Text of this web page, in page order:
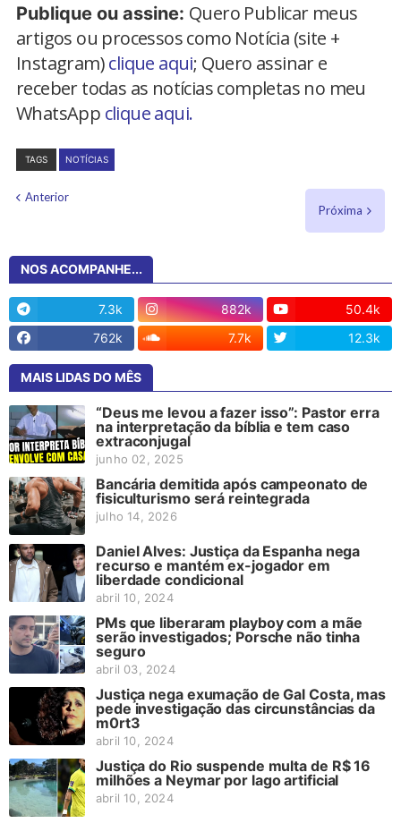
Publique ou assine: Quero Publicar meus
artigos ou processos como Notícia (site +
Instagram)clique aqui; Quero assinar e
receber todas as notícias completas no meu
WhatsApp clique aqui.
TAGS NOTÍCIAS
Anterior
Próxima
NOS ACOMPANHE...
7.3k 882k
50.4k
762k
7.7k 12.3k
MAIS LIDAS DO MÊS
“Deus me levou a fazer isso”: Pastor erra
na interpretação da bíblia e tem caso
extraconjugal
junho 02, 2025
Bancária demitida após campeonato de
fisiculturismo será reintegrada
julho 14, 2026
Daniel Alves: Justiça da Espanha nega
recurso e mantém ex-jogador em
liberdade condicional
abril 10, 2024
PMs que liberaram playboy com a mãe
serão investigados; Porsche não tinha
seguro
abril 03, 2024
Justiça nega exumação de Gal Costa, mas
pede investigação das circunstâncias da
m0rt3
abril 10, 2024
Justiça do Rio suspende multa de R$ 16
milhões a Neymar por lago artificial
abril 10, 2024